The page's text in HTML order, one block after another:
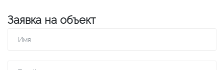
Заявка на объект